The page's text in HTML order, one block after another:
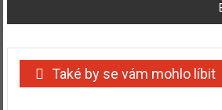
Také by se vám mohlo líbit